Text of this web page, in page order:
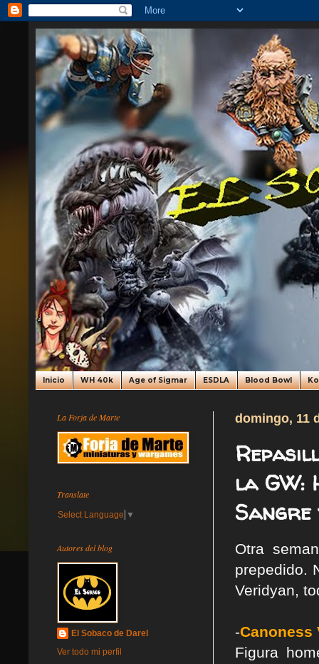
Inicio WH 40k Age of Sigmar ESDLA Blood Bowl
domingo, 11
la GW:
Sangre
Otra
prepedido.
Veridyan,
-Canoness
Figura
La Forja de Marte
Translate
Select Language ▼
Autores del blog
El Sobaco de Darel
Ver todo mi perfil